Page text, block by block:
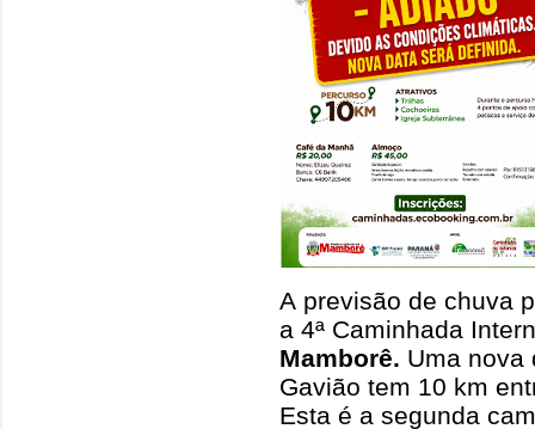
A previsão de chuva
a 4ª Caminhada
Mamborê. Uma nova
Gavião tem 10 km
Esta é a segunda